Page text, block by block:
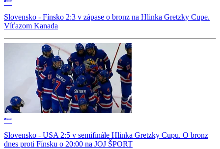
Slovensko - Fínsko 2:3 v zápase o bronz na Hlinka Gretzky Cupe.
Víťazom Kanada
Slovensko - USA 2:5 v semifinále Hlinka Gretzky Cupu. O bronz
dnes proti Fínsku o 20:00 na JOJ ŠPORT